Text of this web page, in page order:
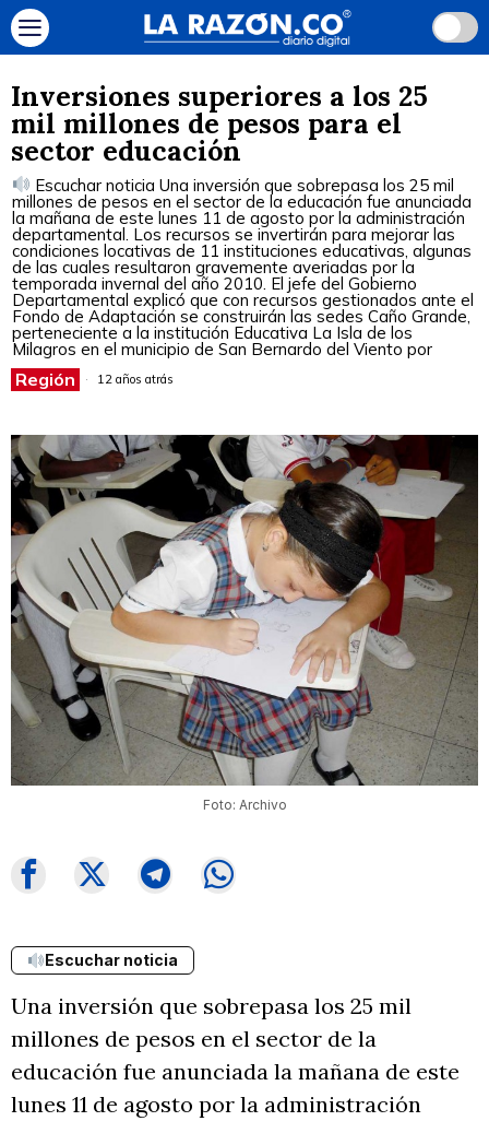
Inversiones superiores a los 25
mil millones de pesos para el
sector educación
Escuchar noticia Una inversión que sobrepasa los 25 mil
millones de pesos en el sector de la educación fue anunciada
la mañana de este lunes 11 de agosto por la administración
departamental. Los recursos se invertirán para mejorar las
condiciones locativas de 11 instituciones educativas, algunas
de las cuales resultaron gravemente averiadas por la
temporada invernal del año 2010. El jefe del Gobierno
Departamental explicó que con recursos gestionados ante el
Fondo de Adaptación se construirán las sedes Caño Grande,
perteneciente a la institución Educativa La Isla de los
Milagros en el municipio de San Bernardo del Viento por
Región 12 años atrás
Foto: Archivo
Escuchar noticia
Una inversión que sobrepasa los 25 mil
millones de pesos en el sector de la
educación fue anunciada la mañana de este
lunes 11 de agosto por la administración